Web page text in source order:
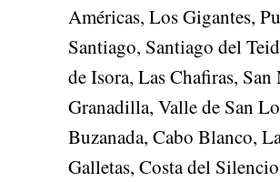
Américas, Los Gigantes,
Santiago, Santiago del
de Isora, Las Chafiras,
Granadilla, Valle de San
Buzanada, Cabo Blanco,
Galletas, Costa del